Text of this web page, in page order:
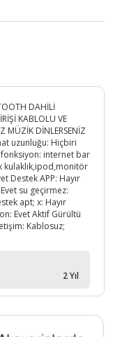
DAHİLİ
KABLOLU VE
MÜZİK DİNLERSENİZ
uzunluğu: Hiçbiri
fonksiyon: internet bar
kulaklık,ipod,monitör
Destek APP: Hayır
su geçirmez:
apt; x: Hayır
Evet Aktif Gürültü
Kablosuz;
2 Yıl